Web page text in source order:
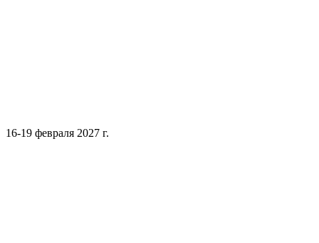
16-19 февраля 2027 г.